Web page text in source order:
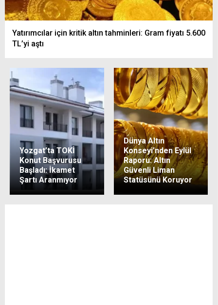
Yatırımcılar için kritik altın tahminleri: Gram fiyatı 5.600
TL’yi aştı
Yozgat’ta TOKİ
Konut Başvurusu
Başladı: İkamet
Şartı Aranmıyor
Dünya Altın
Konseyi’nden Eylül
Raporu: Altın
Güvenli Liman
Statüsünü Koruyor